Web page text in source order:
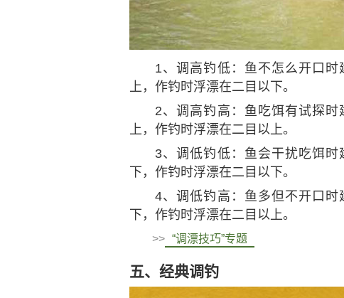
1、调高钓低：鱼不怎么开口
上，作钓时浮漂在二目以下。
2、调高钓高：鱼吃饵有试探
上，作钓时浮漂在二目以上。
3、调低钓低：鱼会干扰吃饵
下，作钓时浮漂在二目以下。
4、调低钓高：鱼多但不开口
下，作钓时浮漂在二目以上。
>> “调漂技巧”专题
五、经典调钓